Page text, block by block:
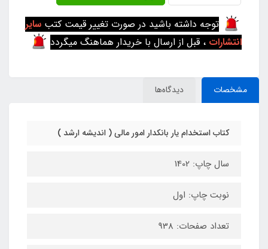
توجه داشته باشید در صورت تغییر قیمت کتب سایر
انتشارات ، قبل از ارسال با خریدار هماهنگ میگردد
مشخصات دیدگاه‌ها
کتاب استخدام یار بانکدار امور مالی ( اندیشه ارشد )
سال چاپ: 1402
نوبت چاپ: اول
تعداد صفحات: 938